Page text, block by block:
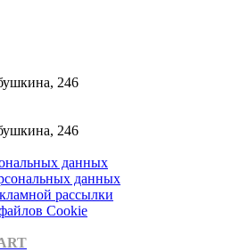
246
246
данных
данных
рассылки
Cookie